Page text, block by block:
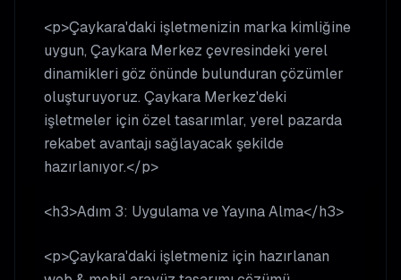
<p>Çaykara'daki işletmenizin marka kimliğine
uygun, Çaykara Merkez çevresindeki yerel
dinamikleri göz önünde bulunduran çözümler
oluşturuyoruz. Çaykara Merkez'deki
işletmeler için özel tasarımlar, yerel pazarda
rekabet avantajı sağlayacak şekilde
hazırlanıyor.</p>
<h3>Adım 3: Uygulama ve Yayına Alma</h3>
<p>Çaykara'daki işletmeniz için hazırlanan